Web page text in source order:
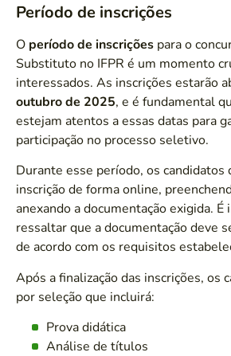
Período de inscrições
O período de inscrições para o
Substituto no IFPR é um momento
interessados. As inscrições estarão
outubro de 2025, e é fundamental
estejam atentos a essas datas para
participação no processo seletivo.
Durante esse período, os candidatos
inscrição de forma online,
anexando a documentação exigida.
ressaltar que a documentação deve
de acordo com os requisitos
Após a finalização das inscrições, os
por seleção que incluirá:
Prova didática
Análise de títulos